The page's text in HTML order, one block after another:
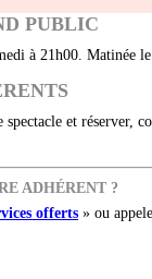
PUBLIC
à 21h00. Matinée
et réserver,
ADHÉRENT ?
offerts » ou